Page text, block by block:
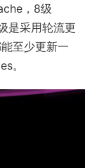
，8级
是采用轮流更
至少更新一
。